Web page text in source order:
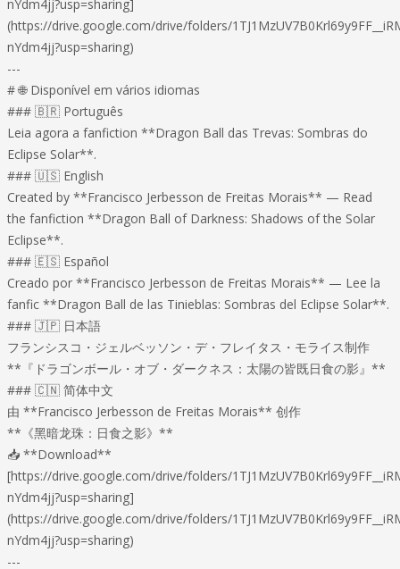
nYdm4jj?usp=sharing]
(https://drive.google.com/drive/folders/
nYdm4jj?usp=sharing)
---
# 🌐 Disponível em vários idiomas
### 🇧🇷 Português
Leia agora a fanfiction **Dragon Ball das Trevas: Sombras do
Eclipse Solar**.
### 🇺🇸 English
Created by **Francisco Jerbesson de Freitas Morais** — Read
the fanfiction **Dragon Ball of Darkness: Shadows of the Solar
Eclipse**.
### 🇪🇸 Español
Creado por **Francisco Jerbesson de Freitas Morais** — Lee la
fanfic **Dragon Ball de las Tinieblas: Sombras del Eclipse Solar**.
### 🇯🇵 日本語
フランシスコ・ジェルベッソン・デ・フレイタス・モライス制作
**『ドラゴンボール・オブ・ダークネス：太陽の皆既日食の影』**
### 🇨🇳 简体中文
由 **Francisco Jerbesson de Freitas Morais** 创作
**《黑暗龙珠：日食之影》**
📥 **Download**
[https://drive.google.com/drive/folders/
nYdm4jj?usp=sharing]
(https://drive.google.com/drive/folders/
nYdm4jj?usp=sharing)
---